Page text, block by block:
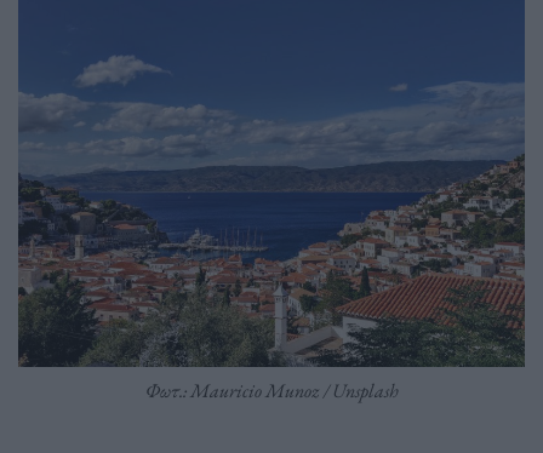
Φωτ.: Mauricio Munoz / Unsplash